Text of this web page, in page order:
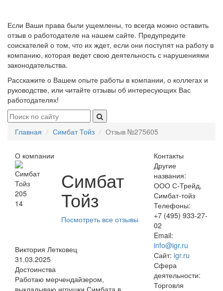
Если Ваши права были ущемлены, то всегда можно оставить
отзыв о работодателе на нашем сайте. Предупредите
соискателей о том, что их ждет, если они поступят на работу в
компанию, которая ведет свою деятельность с нарушениями
законодательства.
Расскажите о Вашем опыте работы в компании, о коллегах и
руководстве, или читайте отзывы об интересующих Вас
работодателях!
Главная Симбат Тойз Отзыв №275605
О компании
205
14
Симбат
Тойз
Посмотреть все отзывы
Виктория Летковец
31.03.2025
Достоинства
Работаю мерчендайзером,
выкладываю игрушки Симбата в
Контакты
Другие
названия:
ООО С-Трейд,
Симбат-тойз
Телефоны:
+7 (495) 933-27-
02
Email:
info@igr.ru
Сайт: igr.ru
Сфера
деятельности:
Торговля